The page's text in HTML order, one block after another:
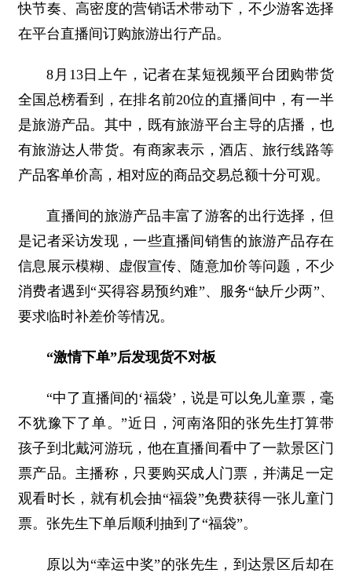
快节奏、高密度的营销话术带动下，不少游客选择
在平台直播间订购旅游出行产品。
8月13日上午，记者在某短视频平台团购带货
全国总榜看到，在排名前20位的直播间中，有一半
是旅游产品。其中，既有旅游平台主导的店播，也
有旅游达人带货。有商家表示，酒店、旅行线路等
产品客单价高，相对应的商品交易总额十分可观。
直播间的旅游产品丰富了游客的出行选择，但
是记者采访发现，一些直播间销售的旅游产品存在
信息展示模糊、虚假宣传、随意加价等问题，不少
消费者遇到“买得容易预约难”、服务“缺斤少两”、
要求临时补差价等情况。
“激情下单”后发现货不对板
“中了直播间的‘福袋’，说是可以免儿童票，毫
不犹豫下了单。”近日，河南洛阳的张先生打算带
孩子到北戴河游玩，他在直播间看中了一款景区门
票产品。主播称，只要购买成人门票，并满足一定
观看时长，就有机会抽“福袋”免费获得一张儿童门
票。张先生下单后顺利抽到了“福袋”。
原以为“幸运中奖”的张先生，到达景区后却在